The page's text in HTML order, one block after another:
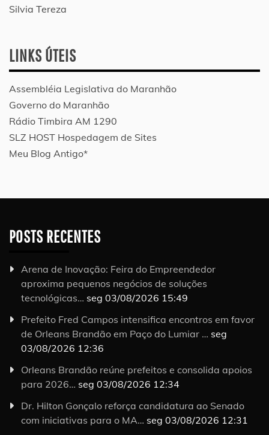
Silvia Tereza
LINKS ÚTEIS
Assembléia Legislativa do Maranhão
Governo do Maranhão
Rádio Timbira AM 1290
SLZ HOST Hospedagem de Sites
Meu Blog Antigo*
POSTS RECENTES
Arena de Inovação: Feira do Empreendedor
aproxima pequenos negócios de soluções
tecnológicas… seg 03/08/2026 15:49
Prefeito Fred Campos intensifica encontros em favor
de Orleans Brandão em Paço do Lumiar … seg
03/08/2026 12:36
Orleans Brandão reúne prefeitos e consolida apoios
para 2026… seg 03/08/2026 12:34
Dr. Hilton Gonçalo reforça candidatura ao Senado
com iniciativas para o MA… seg 03/08/2026 12:31